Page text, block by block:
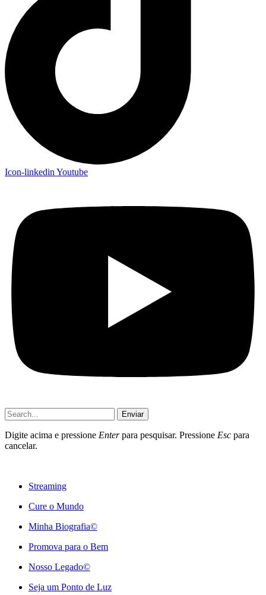
Icon-linkedin Youtube
Enviar
Digite acima e pressione Enterpara pesquisar. Pressione Esc para
cancelar.
Streaming
Cure o Mundo
Minha Biografia©
Promova para o Bem
Nosso Legado©
Seja um Ponto de Luz